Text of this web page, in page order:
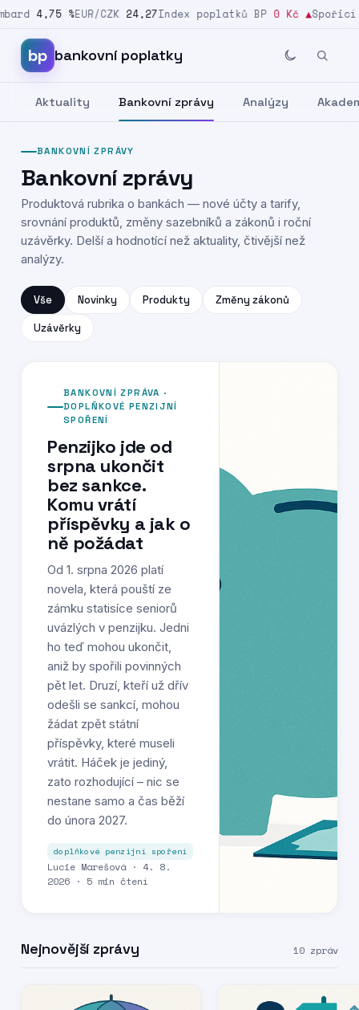
4,75 % EUR/CZK 24,27Index poplatků BP 0 Kč▲ Spořicí
Přeskočit na obsah
bp bankovní poplatky
Aktuality Bankovní zprávy Analýzy
BANKOVNÍ ZPRÁVY
Bankovní zprávy
Produktová rubrika o bankách — nové účty a tarify,
srovnání produktů, změny sazebníků a zákonů i roční
uzávěrky. Delší a hodnotící než aktuality, čtivější než
analýzy.
Vše Novinky Produkty Změny zákonů
Uzávěrky
BANKOVNÍ ZPRÁVA ·
DOPLŇKOVÉ PENZIJNÍ
SPOŘENÍ
Penzijko jde od
srpna ukončit
bez sankce.
Komu vrátí
příspěvky a jak o
ně požádat
Od 1. srpna 2026 platí
novela, která pouští ze
zámku statisíce seniorů
uvázlých v penzijku. Jedni
ho teď mohou ukončit,
aniž by spořili povinných
pět let. Druzí, kteří už dřív
odešli se sankcí, mohou
žádat zpět státní
příspěvky, které museli
vrátit. Háček je jediný,
zato rozhodující – nic se
nestane samo a čas běží
do února 2027.
doplňkové penzijní spoření
Lucie Marešová · 4. 8.
2026 · 5 min čtení
Nejnovější zprávy 10 zpráv